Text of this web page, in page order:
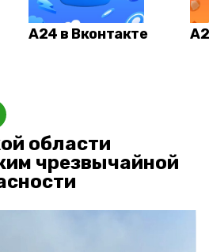
А24 в Вконтакте
области
чрезвычайной